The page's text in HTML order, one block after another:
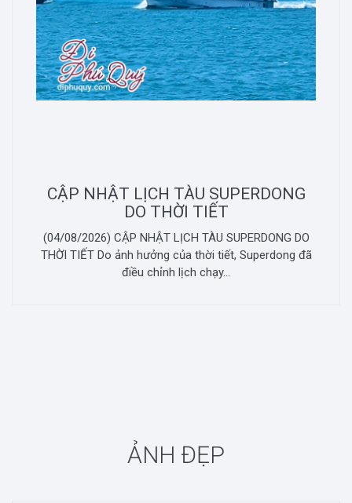
CẬP NHẬT LỊCH TÀU SUPERDONG
DO THỜI TIẾT
(04/08/2026) CẬP NHẬT LỊCH TÀU SUPERDONG DO
THỜI TIẾT Do ảnh hưởng của thời tiết, Superdong đã
điều chỉnh lịch chạy...
ẢNH ĐẸP